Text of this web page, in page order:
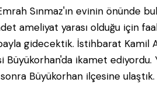
Sınmaz'ın evinin önünde
ameliyat yarası olduğu için
gidecektik. İstihbarat Kamil
Büyükorhan'da ikamet ediyordu.
Büyükorhan ilçesine